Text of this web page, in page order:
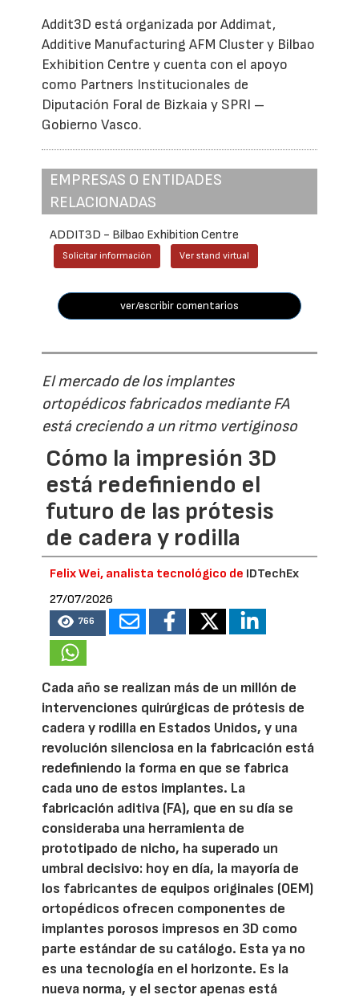
Addit3D está organizada por Addimat,
Additive Manufacturing AFM Cluster y Bilbao
Exhibition Centre y cuenta con el apoyo
como Partners Institucionales de
Diputación Foral de Bizkaia y SPRI –
Gobierno Vasco.
EMPRESAS O ENTIDADES
RELACIONADAS
ADDIT3D - Bilbao Exhibition Centre
Solicitar información Ver stand virtual
ver/escribir comentarios
El mercado de los implantes
ortopédicos fabricados mediante FA
está creciendo a un ritmo vertiginoso
Cómo la impresión 3D
está redefiniendo el
futuro de las prótesis
de cadera y rodilla
Felix Wei, analista tecnológico de IDTechEx
27/07/2026
766
Cada año se realizan más de un millón de
intervenciones quirúrgicas de prótesis de
cadera y rodilla en Estados Unidos, y una
revolución silenciosa en la fabricación está
redefiniendo la forma en que se fabrica
cada uno de estos implantes. La
fabricación aditiva (FA), que en su día se
consideraba una herramienta de
prototipado de nicho, ha superado un
umbral decisivo: hoy en día, la mayoría de
los fabricantes de equipos originales (OEM)
ortopédicos ofrecen componentes de
implantes porosos impresos en 3D como
parte estándar de su catálogo. Esta ya no
es una tecnología en el horizonte. Es la
nueva norma, y el sector apenas está